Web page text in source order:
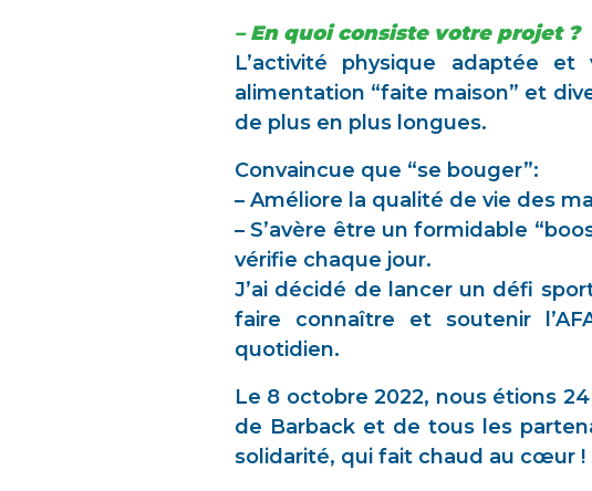
– En quoi consiste votre projet ?
L’activité physique adaptée
alimentation “faite maison” et
de plus en plus longues.
Convaincue que “se bouger”:
– Améliore la qualité de vie des
– S’avère être un formidable
vérifie chaque jour.
J’ai décidé de lancer un défi
faire connaître et soutenir
quotidien.
Le 8 octobre 2022, nous étions
de Barback et de tous les
solidarité, qui fait chaud au cœur !